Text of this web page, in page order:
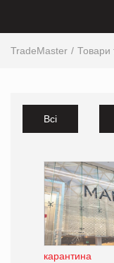
TradeMaster Товари
Всі
карантина